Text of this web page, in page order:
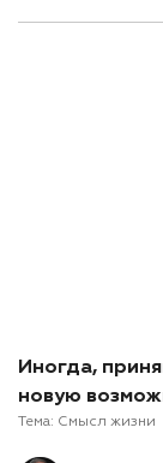
стране. Он –
Иногда,
новую
Тема: Смысл жизни